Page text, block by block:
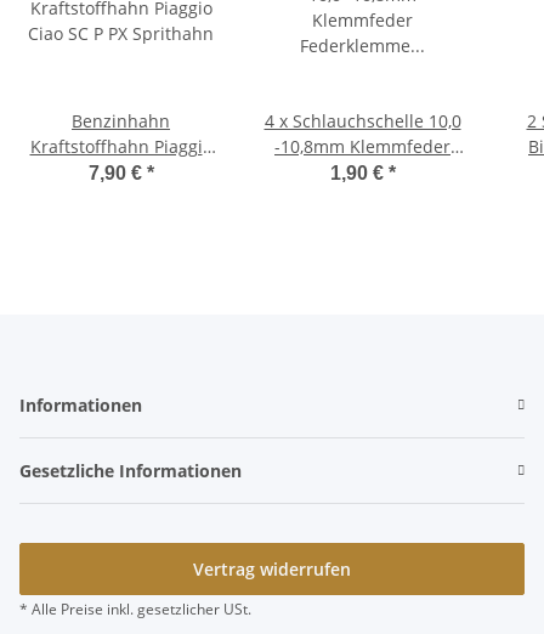
Benzinhahn
Kraftstoffhahn Piaggio
Ciao SC P PX Sprithahn
7,90 € *
4 x Schlauchschelle 10,0
-10,8mm Klemmfeder
Federklemme
1,90 € *
2
Informationen
Gesetzliche Informationen
Vertrag widerrufen
* Alle Preise inkl. gesetzlicher USt.